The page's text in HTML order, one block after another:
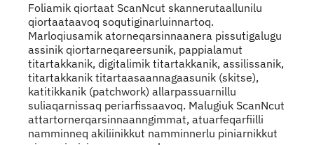
Foliamik qiortaat ScanNcut skannerutaallunilu
qiortaataavoq soqutiginarluinnartoq.
Marloqiusamik atorneqarsinnaanera pissutigalugu
assinik qiortarneqareersunik, pappialamut
titartakkanik, digitalimik titartakkanik, assilissanik,
titartakkanik titartaasaannagaasunik (skitse),
katitikkanik (patchwork) allarpassuarnillu
suliaqarnissaq periarfissaavoq. Malugiuk ScanNcut
attartornerqarsinnaanngimmat, atuarfeqarfiilli
namminneq akiliinikkut namminnerlu piniarnikkut